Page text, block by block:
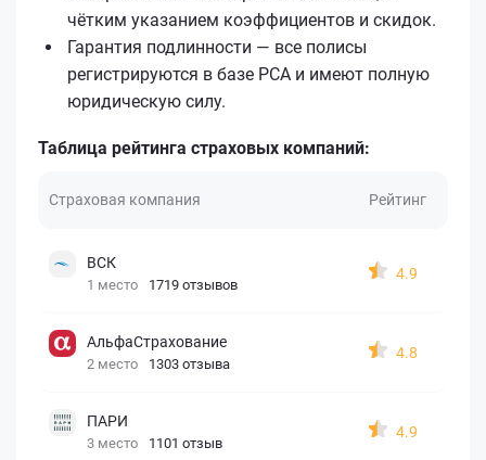
чётким указанием коэффициентов и скидок.
Гарантия подлинности — все полисы
регистрируются в базе РСА и имеют полную
юридическую силу.
Таблица рейтинга страховых компаний:
Страховая компания Рейтинг
ВСК
1 место 1719 отзывов
4.9
АльфаСтрахование
2 место 1303 отзыва
4.8
ПАРИ
3 место 1101 отзыв
4.9